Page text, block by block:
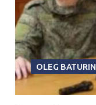
OLEG BATURIN